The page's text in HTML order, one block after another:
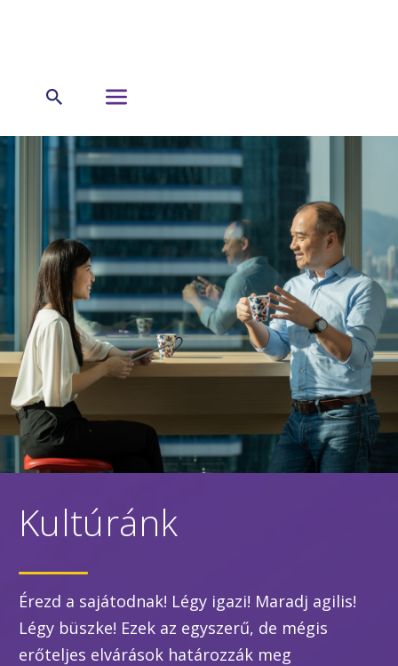
Kultúránk
Érezd a sajátodnak! Légy igazi! Maradj agilis!
Légy büszke! Ezek az egyszerű, de mégis
erőteljes elvárások határozzák meg